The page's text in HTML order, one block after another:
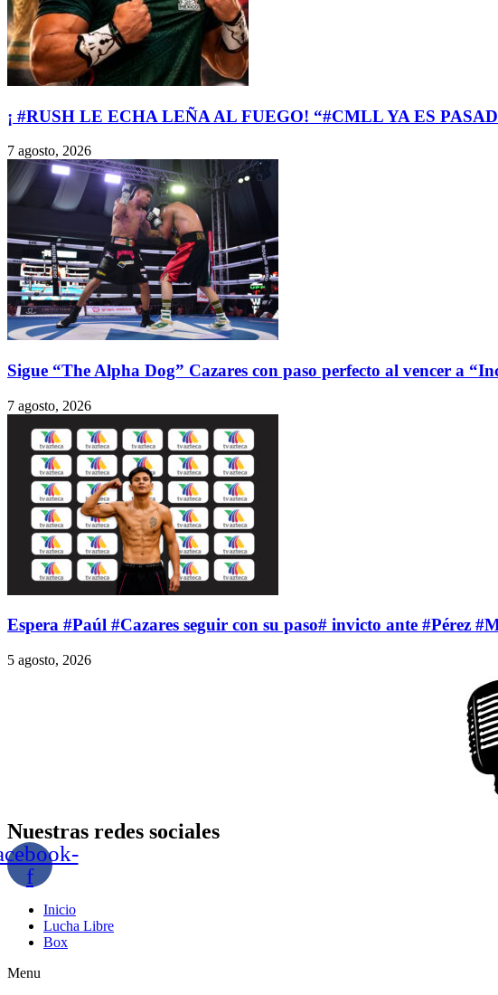
¡ #RUSH LE ECHA LEÑA AL FUEGO! “#CMLL YA ES
7 agosto, 2026
Sigue “The Alpha Dog” Cazares con paso perfecto al vencer a
7 agosto, 2026
Espera #Paúl #Cazares seguir con su paso# invicto ante #Pérez
5 agosto, 2026
Nuestras redes sociales
f
Inicio
Lucha Libre
Box
Menu